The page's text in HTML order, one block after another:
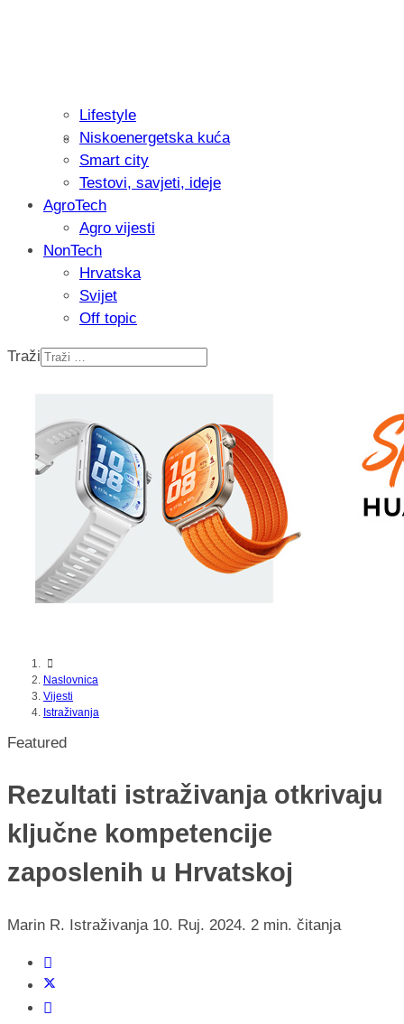
Isprobali smo: Thermostar
Lifestyle
Niskoenergetska kuća
Smart city
Testovi, savjeti, ideje
AgroTech
Agro vijesti
NonTech
Hrvatska
Svijet
Off topic
Traži
Naslovnica
Vijesti
Istraživanja
Featured
Rezultati istraživanja otkrivaju
ključne kompetencije
zaposlenih u Hrvatskoj
Marin R. Istraživanja 10. Ruj. 2024. 2 min. čitanja